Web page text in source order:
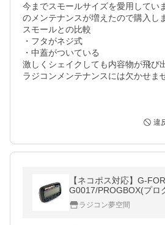
今までスモールサイズを愛用してい
のメンテナンスが増えたので購入し
スモールとの比較
・フタがネジ式
・中蓋がついている
激しくシェイクしても内容物が飛び
ラジコンメンテナンスには欠かせま
違
【ネコポス対応】G-
G0017/PROGBOX(プロ
ラジコン夢空間